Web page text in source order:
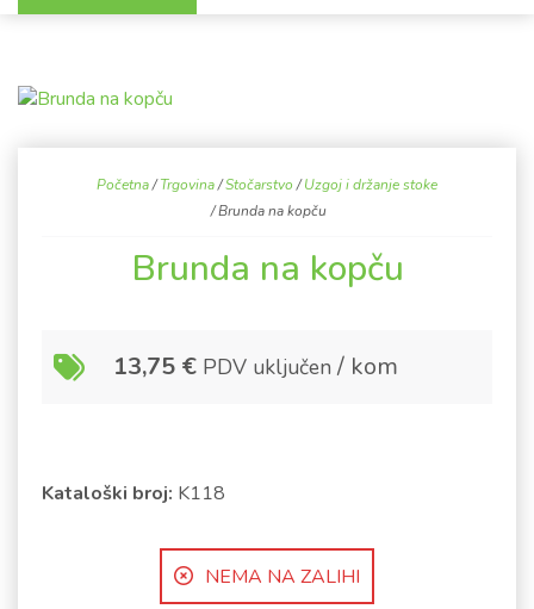
Početna/Trgovina/Stočarstvo/Uzgoj i držanje stoke
/ Brunda na kopču
Brunda na kopču
13,75 € PDV uključen / kom
Kataloški broj: K118
NEMA NA ZALIHI